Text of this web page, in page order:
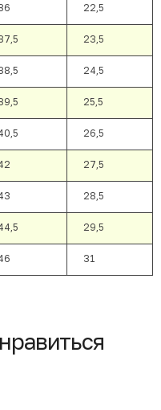
22,5
23,5
24,5
25,5
26,5
27,5
28,5
29,5
31